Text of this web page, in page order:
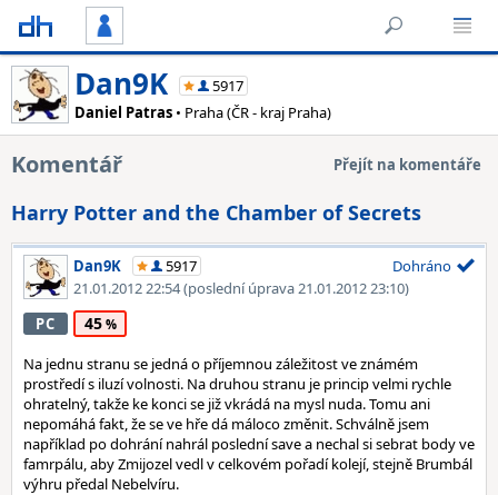
Dan9K
5917
Daniel Patras • Praha (ČR - kraj Praha)
Komentář Přejít na komentáře
Harry Potter and the Chamber of Secrets
Dan9K
5917
21.01.2012 22:54(poslední úprava 21.01.2012 23:10)
Dohráno
PC 45
Na jednu stranu se jedná o příjemnou záležitost ve známém
prostředí s iluzí volnosti. Na druhou stranu je princip velmi rychle
ohratelný, takže ke konci se již vkrádá na mysl nuda. Tomu ani
nepomáhá fakt, že se ve hře dá máloco změnit. Schválně jsem
například po dohrání nahrál poslední save a nechal si sebrat body ve
famrpálu, aby Zmijozel vedl v celkovém pořadí kolejí, stejně Brumbál
výhru předal Nebelvíru.